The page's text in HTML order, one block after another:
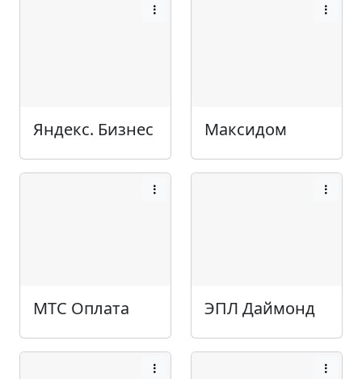
Яндекс. Бизнес Максидом
МТС Оплата ЭПЛ Даймонд